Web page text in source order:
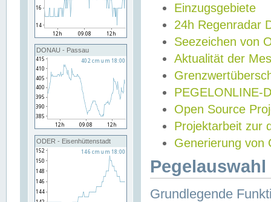
DONAU - Passau
ODER - Eisenhüttenstadt
Einzugsgebiete
24h Regenradar
Seezeichen von
Aktualität der
PEGELONLINE-
Open Source
Projektarbeit zur
Generierung von
Grundlegende